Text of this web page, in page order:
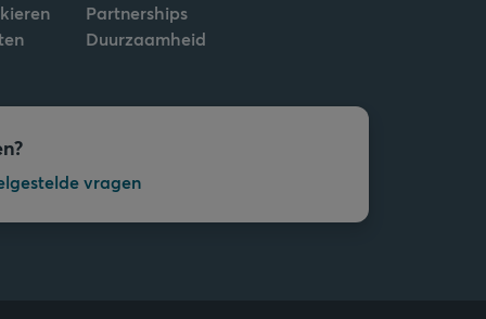
Partnerships
Duurzaamheid
vragen